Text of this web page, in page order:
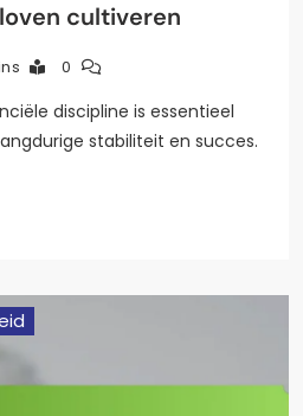
cultiveren
0
discipline is essentieel
stabiliteit en succes.